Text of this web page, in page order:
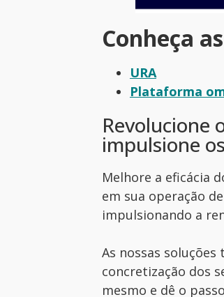
Conheça
URA
Plataforma
Revolucione
impulsione
Melhore a eficácia
em sua operação
impulsionando a
As nossas
concretização dos
mesmo e dê o